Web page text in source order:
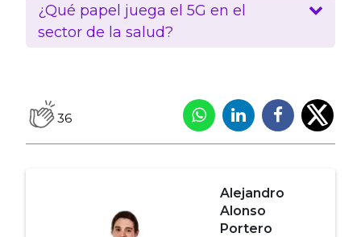
¿Qué papel juega el 5G en el
sector de la salud?
36
Alejandro
Alonso
Portero